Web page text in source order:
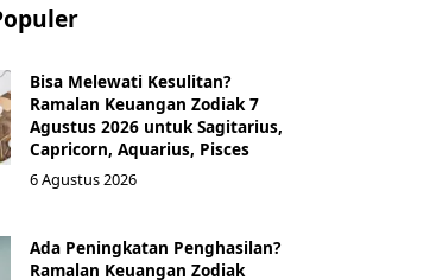
Bisa Melewati Kesulitan?
Ramalan Keuangan Zodiak 7
Agustus 2026 untuk Sagitarius,
Capricorn, Aquarius, Pisces
6 Agustus 2026
Ada Peningkatan Penghasilan?
Ramalan Keuangan Zodiak